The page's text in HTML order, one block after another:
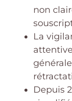
non
La
Depuis